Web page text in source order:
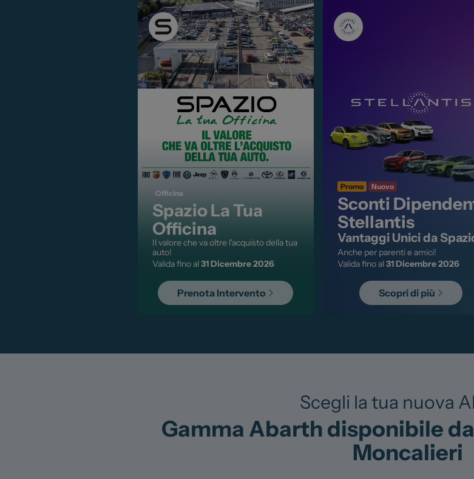
Carrozzeria
Vendi la tua auto
Soluzioni Business
Convenzioni
Dipendenti Stellantis
Promozioni
Officina
Spazio La Tua
Officina
Il valore che va oltre l'acquisto della tua
auto!
Valida fino al31 Dicembre 2026
Prenota Intervento
Promo Nuovo
Sconti
Stellantis
Vantaggi Unici da
Anche per parenti e amici!
Valida fino al31 Dicembre 2026
Scopri di più
Scegli la tua nuova
Gamma Abarth disponibile
Moncalieri